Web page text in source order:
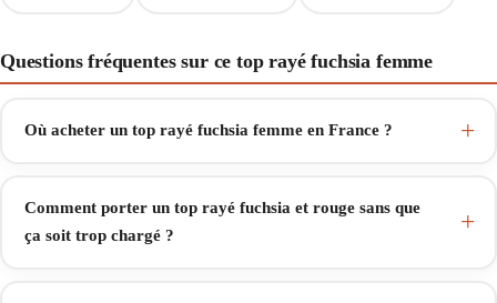
Questions fréquentes sur ce top rayé fuchsia femme
Où acheter un top rayé fuchsia femme en France ?
Comment porter un top rayé fuchsia et rouge sans que
ça soit trop chargé ?